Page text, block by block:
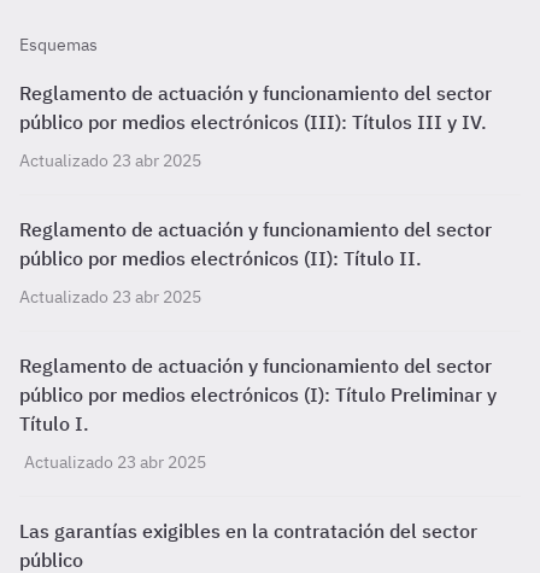
Esquemas
Reglamento de actuación y funcionamiento del sector
público por medios electrónicos (III): Títulos III y IV.
Actualizado 23 abr 2025
Reglamento de actuación y funcionamiento del sector
público por medios electrónicos (II): Título II.
Actualizado 23 abr 2025
Reglamento de actuación y funcionamiento del sector
público por medios electrónicos (I): Título Preliminar y
Título I.
Actualizado 23 abr 2025
Las garantías exigibles en la contratación del sector
público